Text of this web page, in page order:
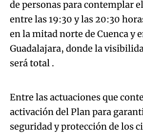
de personas para contemplar
entre las 19:30 y las 20:30
en la mitad norte de Cuenca y
Guadalajara, donde la
será total .
Try again
Entre las actuaciones que
activación del Plan para
seguridad y protección de los